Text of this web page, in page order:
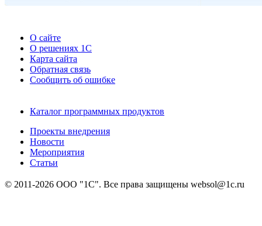
О сайте
О решениях 1С
Карта сайта
Обратная связь
Сообщить об ошибке
Каталог программных продуктов
Проекты внедрения
Новости
Мероприятия
Статьи
© 2011-2026 ООО "1С". Все права защищены websol@1c.ru